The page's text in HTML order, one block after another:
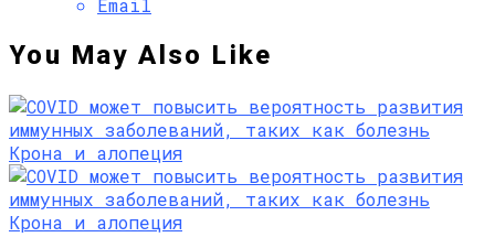
Email
You May Also Like